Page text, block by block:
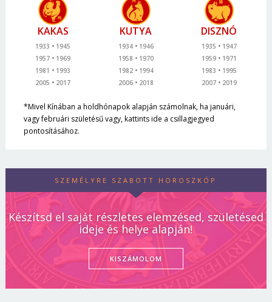
KAKAS
1933
1945
1957
1969
1981
1993
2005
2017
KUTYA
1934
1946
1958
1970
1982
1994
2006
2018
DISZNÓ
1935
1947
1959
1971
1983
1995
2007
2019
*Mivel Kínában a holdhónapok alapján számolnak, ha januári,
vagy februári születésű vagy, kattints ide a csillagjegyed
pontosításához.
SZEMÉLYRE SZABOTT HOROSZKÓP
Készítsd el saját részletes elemzésed, születésed
ideje és helye alapján!
KISZÁMOLOM